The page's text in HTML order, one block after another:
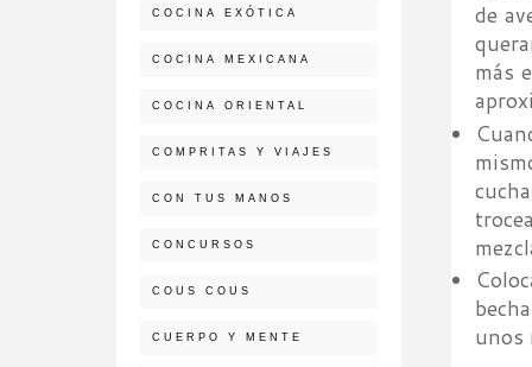
de
más
unos
COCINA EXÓTICA
COCINA MEXICANA
COCINA ORIENTAL
COMPRITAS Y VIAJES
CON TUS MANOS
CONCURSOS
COUS COUS
CUERPO Y MENTE